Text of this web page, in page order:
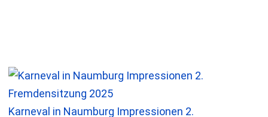
Karneval in Naumburg Impressionen 2.